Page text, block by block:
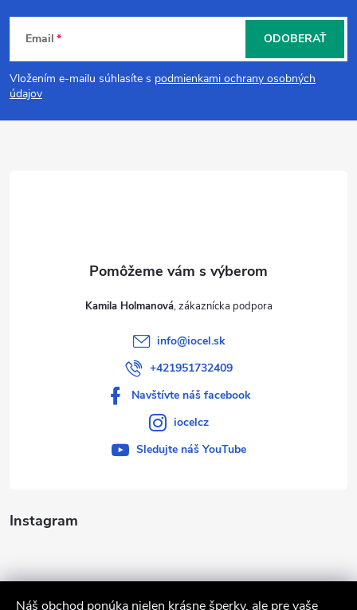
Náš obchod ponúka nielen krásne šperky, ale pre vaše
Z
á
p
Email
Vložením e-mailu súhlasíte s podmienkami ochrany osobných
údajov
ODOBERAŤ
Instagram
Kamila Holmanová
info@iocel.sk
+421951732409
Navštívte náš facebook
iocelcz
Sledujte náš YouTube